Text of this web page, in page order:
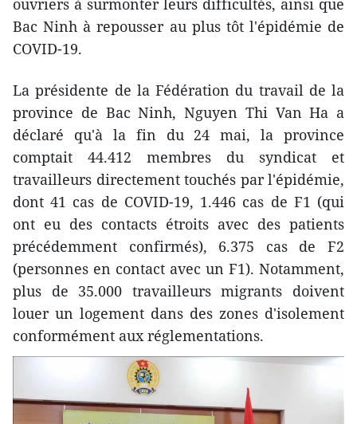
ouvriers à surmonter leurs difficultés, ainsi que
Bac Ninh à repousser au plus tôt l'épidémie de
COVID-19.
La présidente de la Fédération du travail de la
province de Bac Ninh, Nguyen Thi Van Ha a
déclaré qu'à la fin du 24 mai, la province
comptait 44.412 membres du syndicat et
travailleurs directement touchés par l'épidémie,
dont 41 cas de COVID-19, 1.446 cas de F1 (qui
ont eu des contacts étroits avec des patients
précédemment confirmés), 6.375 cas de F2
(personnes en contact avec un F1). Notamment,
plus de 35.000 travailleurs migrants doivent
louer un logement dans des zones d'isolement
conformément aux réglementations.